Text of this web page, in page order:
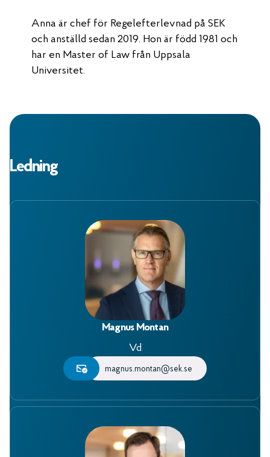
Anna är chef för Regelefterlevnad på SEK
och anställd sedan 2019. Hon är född 1981 och
har en Master of Law från Uppsala
Universitet.
Ledning
Magnus Montan
Vd
magnus.montan@sek.se